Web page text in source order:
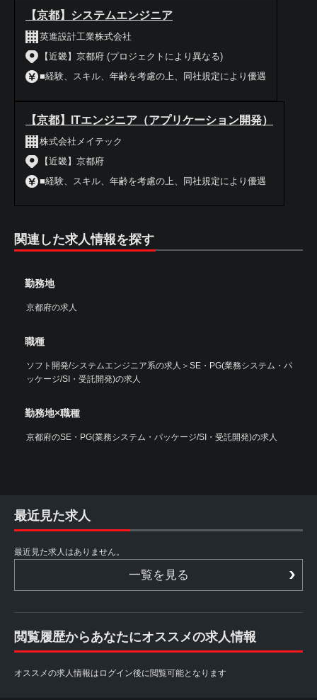
【京都】システムエンジニア
英進設計工業株式会社
【近畿】京都府 (プロジェクトにより異なる)
■経験、スキル、年齢を考慮の上、同社規定により優遇
【京都】ITエンジニア（アプリケーション開発）
株式会社メイテック
【近畿】京都府
■経験、スキル、年齢を考慮の上、同社規定により優遇
関連した求人情報を探す
勤務地
京都府の求人
職種
ソフト開発/システムエンジニア系の求人 ＞ SE・PG(業務システム・パ
ッケージ/SI・受託開発)の求人
勤務地×職種
京都府のSE・PG(業務システム・パッケージ/SI・受託開発)の求人
最近見た求人
最近見た求人はありません。
一覧を見る
閲覧履歴からあなたにオススメの求人情報
オススメの求人情報はログイン後に閲覧可能となります